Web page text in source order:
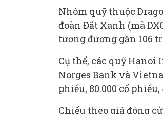
Nhóm quỹ thuộc
đoàn Đất Xanh (mã
tương đương gần 106
Cụ thể, các quỹ
Norges Bank và
phiếu, 80.000 cổ
Chiếu theo giá đóng